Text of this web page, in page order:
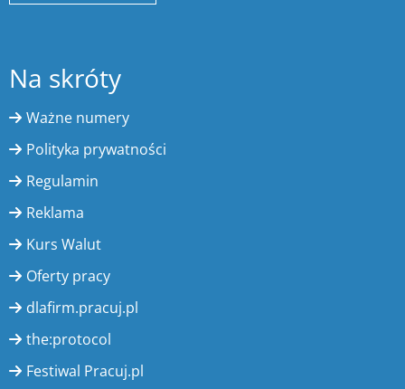
Na skróty
Ważne numery
Polityka prywatności
Regulamin
Reklama
Kurs Walut
Oferty pracy
dlafirm.pracuj.pl
the:protocol
Festiwal Pracuj.pl